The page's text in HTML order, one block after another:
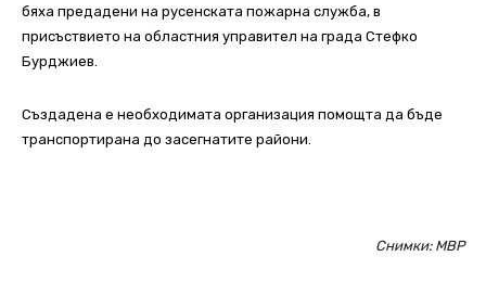
бяха предадени на русенската пожарна служба, в
присъствието на областния управител на града Стефко
Бурджиев.
Създадена е необходимата организация помощта да бъде
транспортирана до засегнатите райони.
Снимки: МВР